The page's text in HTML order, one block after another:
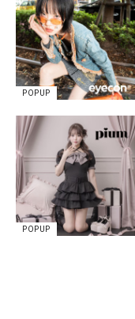
POPUP
POPUP